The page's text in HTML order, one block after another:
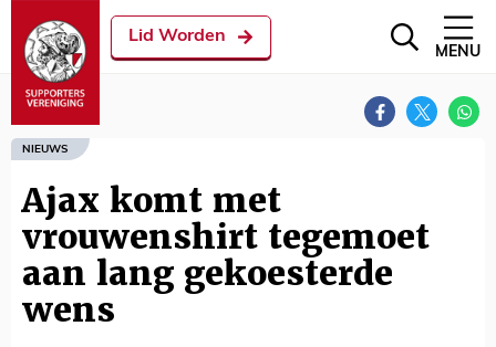
Lid Worden
MENU
NIEUWS
Ajax komt met
vrouwenshirt tegemoet
aan lang gekoesterde
wens